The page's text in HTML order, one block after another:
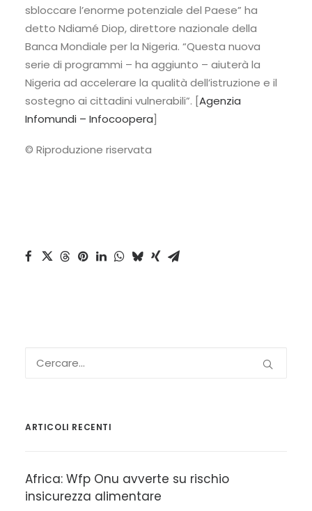
sbloccare l’enorme potenziale del Paese” ha
detto Ndiamé Diop, direttore nazionale della
Banca Mondiale per la Nigeria. “Questa nuova
serie di programmi – ha aggiunto – aiuterà la
Nigeria ad accelerare la qualità dell’istruzione e il
sostegno ai cittadini vulnerabili”. [Agenzia
Infomundi – Infocoopera]
© Riproduzione riservata
ARTICOLI RECENTI
Africa: Wfp Onu avverte su rischio
insicurezza alimentare